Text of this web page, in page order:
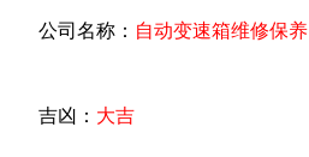
公司名称： 自动变速箱维修保养
吉凶： 大吉